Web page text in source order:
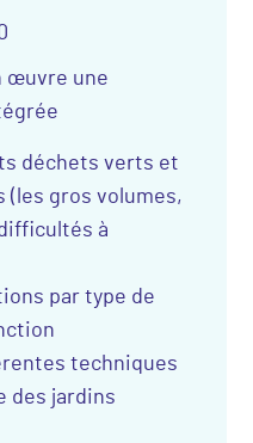
œuvre une
déchets verts et
(les gros volumes,
à
par type de
techniques
des jardins